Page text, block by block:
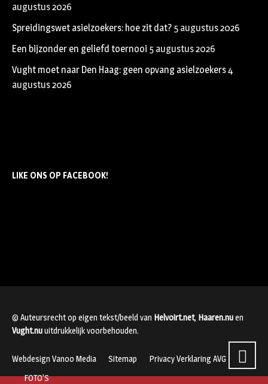
augustus 2026
Spreidingswet asielzoekers: hoe zit dat? 5 augustus 2026
Een bijzonder en geliefd toernooi 5 augustus 2026
Vught moet naar Den Haag: geen opvang asielzoekers4
augustus 2026
LIKE ONS OP FACEBOOK!
© Auteursrecht op eigen tekst/beeld van Helvoirt.net, Haaren.nuen
Vught.nuuitdrukkelijk voorbehouden.
Webdesign Vanoo Media Sitemap
Privacy Verklaring AVG
FOTO’S